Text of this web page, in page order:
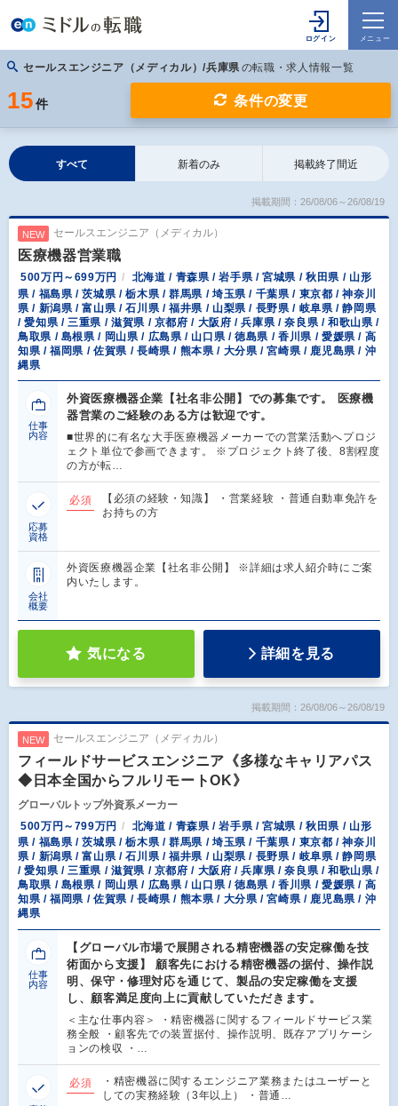
セールスエンジニア（メディカル）/兵庫県 の転職・求人情報一覧
15 件 条件の変更
すべて 新着のみ 掲載終了間近
掲載期間：26/08/06～26/08/19
NEW セールスエンジニア（メディカル）
医療機器営業職
500万円～699万円
北海道 / 青森県 / 岩手県 / 宮城県 / 秋田県 / 山形
県 / 福島県 / 茨城県 / 栃木県 / 群馬県 / 埼玉県 / 千葉県 / 東京都 / 神奈川
県 / 新潟県 / 富山県 / 石川県 / 福井県 / 山梨県 / 長野県 / 岐阜県 / 静岡県
/ 愛知県 / 三重県 / 滋賀県 / 京都府 / 大阪府 / 兵庫県 / 奈良県 / 和歌山県 /
鳥取県 / 島根県 / 岡山県 / 広島県 / 山口県 / 徳島県 / 香川県 / 愛媛県 / 高
知県 / 福岡県 / 佐賀県 / 長崎県 / 熊本県 / 大分県 / 宮崎県 / 鹿児島県 / 沖
縄県
仕事
内容
外資医療機器企業【社名非公開】での募集です。 医療機
器営業のご経験のある方は歓迎です。
■世界的に有名な大手医療機器メーカーでの営業活動へプロジ
ェクト単位で参画できます。 ※プロジェクト終了後、8割程度
の方が転…
応募
資格
必須
【必須の経験・知識】 ・営業経験 ・普通自動車免許を
お持ちの方
会社
概要
外資医療機器企業【社名非公開】 ※詳細は求人紹介時にご案
内いたします。
気になる 詳細を見る
掲載期間：26/08/06～26/08/19
NEW セールスエンジニア（メディカル）
フィールドサービスエンジニア《多様なキャリアパス
◆日本全国からフルリモートOK》
グローバルトップ外資系メーカー
500万円～799万円
北海道 / 青森県 / 岩手県 / 宮城県 / 秋田県 / 山形
県 / 福島県 / 茨城県 / 栃木県 / 群馬県 / 埼玉県 / 千葉県 / 東京都 / 神奈川
県 / 新潟県 / 富山県 / 石川県 / 福井県 / 山梨県 / 長野県 / 岐阜県 / 静岡県
/ 愛知県 / 三重県 / 滋賀県 / 京都府 / 大阪府 / 兵庫県 / 奈良県 / 和歌山県 /
鳥取県 / 島根県 / 岡山県 / 広島県 / 山口県 / 徳島県 / 香川県 / 愛媛県 / 高
知県 / 福岡県 / 佐賀県 / 長崎県 / 熊本県 / 大分県 / 宮崎県 / 鹿児島県 / 沖
縄県
仕事
内容
【グローバル市場で展開される精密機器の安定稼働を技
術面から支援】 顧客先における精密機器の据付、操作説
明、保守・修理対応を通じて、製品の安定稼働を支援
し、顧客満足度向上に貢献していただきます。
＜主な仕事内容＞ ・精密機器に関するフィールドサービス業
務全般 ・顧客先での装置据付、操作説明、既存アプリケーシ
ョンの検収 ・…
必須
・精密機器に関するエンジニア業務またはユーザーと
しての実務経験（3年以上） ・普通…